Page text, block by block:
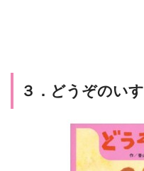
３．どうぞのいす